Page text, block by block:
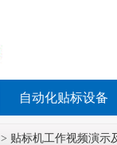
自动化贴标设备
> 贴标机工作视频演示